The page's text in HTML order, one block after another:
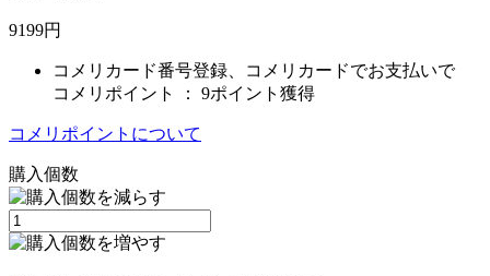
9199円
コメリカード番号登録、コメリカードでお支払いで
コメリポイント ： 9ポイント獲得
コメリポイントについて
購入個数